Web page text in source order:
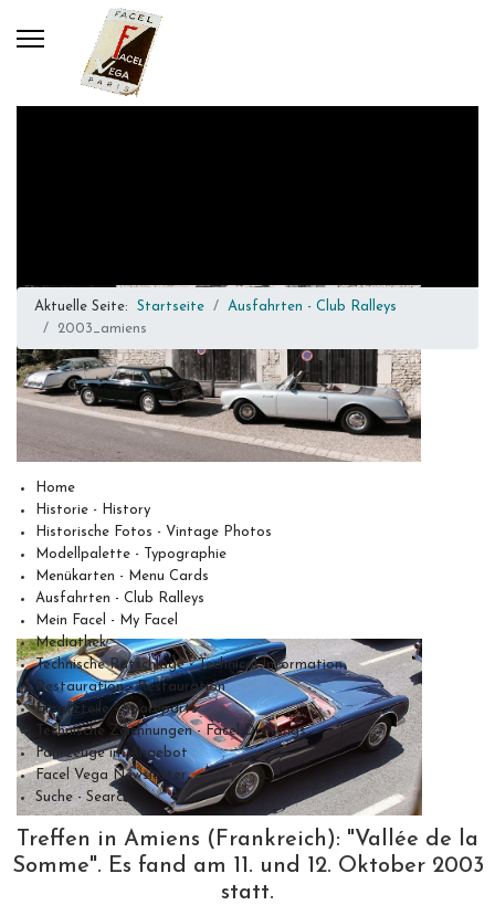
Aktuelle Seite: Startseite
Ausfahrten - Club Ralleys
2003_amiens
Home
Historie - History
Historische Fotos - Vintage Photos
Modellpalette - Typographie
Menükarten - Menu Cards
Ausfahrten - Club Ralleys
Mein Facel - My Facel
Mediathek
Technische Ratschläge - Technical Information
Restauration - Restauration
Ersatzteile - Spareparts
Technische Zeichnungen - Facel Drawings
Fahrzeuge im Angebot
Facel Vega Newsletter
Suche - Search
Treffen in Amiens (Frankreich): "Vallée de la
Somme". Es fand am 11. und 12. Oktober 2003
statt.